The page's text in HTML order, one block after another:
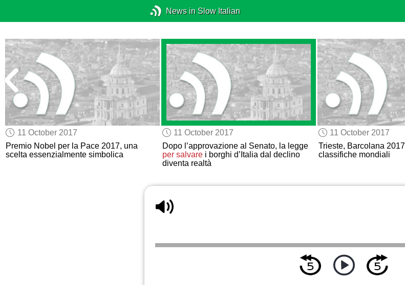
News in Slow Italian
11 October 2017
Premio Nobel per la Pace 2017, una
scelta essenzialmente simbolica
11 October 2017
Dopo l’approvazione al Senato, la legge
per salvarei borghi d’Italia dal declino
diventa realtà
11 October 2017
Trieste, Barcolana 2017
classifiche mondiali